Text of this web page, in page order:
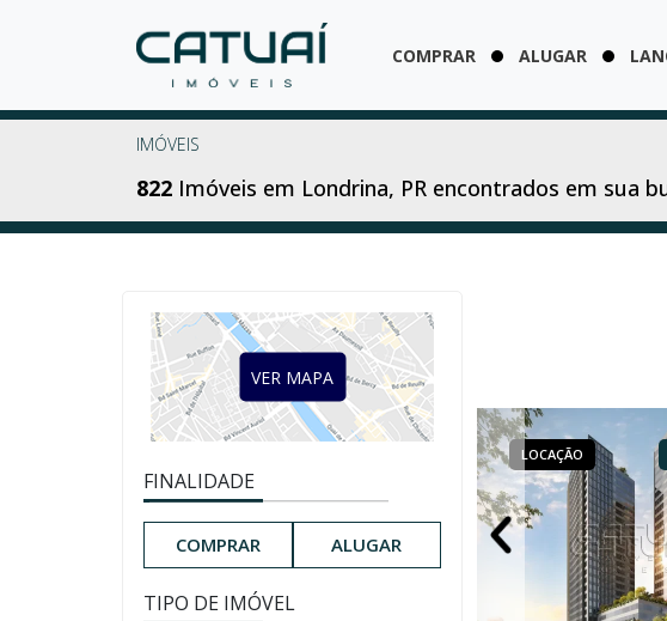
COMPRAR ALUGAR
IMÓVEIS
822 Imóveis em Londrina, PR encontrados em sua
VER MAPA
FINALIDADE
COMPRAR ALUGAR
TIPO DE IMÓVEL
LOCAÇÃO
LOCAÇÃO